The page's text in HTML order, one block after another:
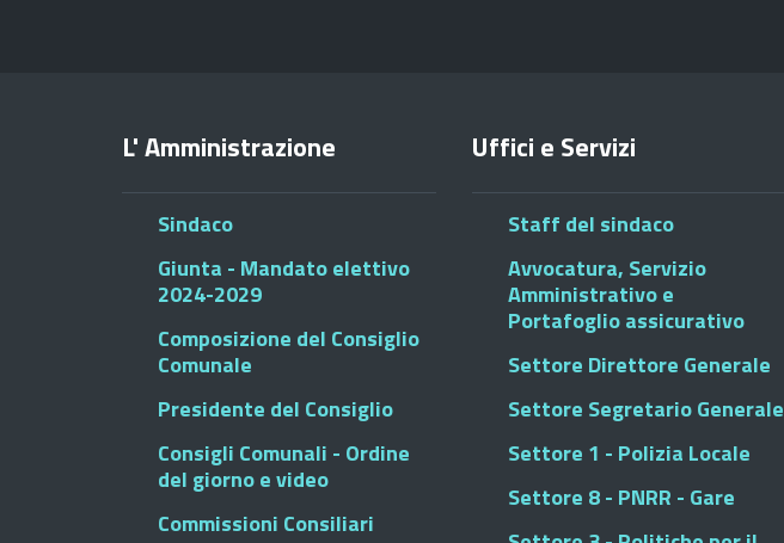
L' Amministrazione
Sindaco
Giunta - Mandato elettivo
2024-2029
Composizione del Consiglio
Comunale
Presidente del Consiglio
Consigli Comunali - Ordine
del giorno e video
Commissioni Consiliari
Uffici e Servizi
Staff del sindaco
Avvocatura, Servizio
Amministrativo e
Portafoglio assicurativo
Settore Direttore Generale
Settore Segretario Generale
Settore 1 - Polizia Locale
Settore 8 - PNRR - Gare